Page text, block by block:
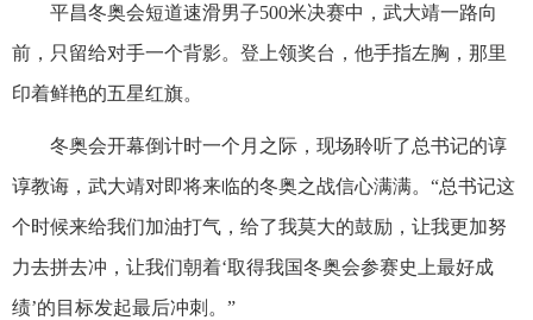
平昌冬奥会短道速滑男子500米决赛中，武大靖一路向
前，只留给对手一个背影。登上领奖台，他手指左胸，那里
印着鲜艳的五星红旗。
冬奥会开幕倒计时一个月之际，现场聆听了总书记的谆
谆教诲，武大靖对即将来临的冬奥之战信心满满。“总书记这
个时候来给我们加油打气，给了我莫大的鼓励，让我更加努
力去拼去冲，让我们朝着‘取得我国冬奥会参赛史上最好成
绩’的目标发起最后冲刺。”